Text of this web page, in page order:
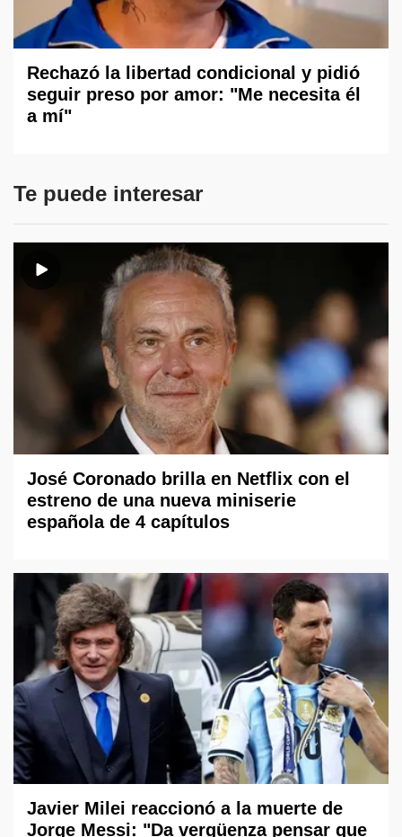
Rechazó la libertad condicional y pidió
seguir preso por amor: "Me necesita él
a mí"
Te puede interesar
José Coronado brilla en Netflix con el
estreno de una nueva miniserie
española de 4 capítulos
Javier Milei reaccionó a la muerte de
Jorge Messi: "Da vergüenza pensar que